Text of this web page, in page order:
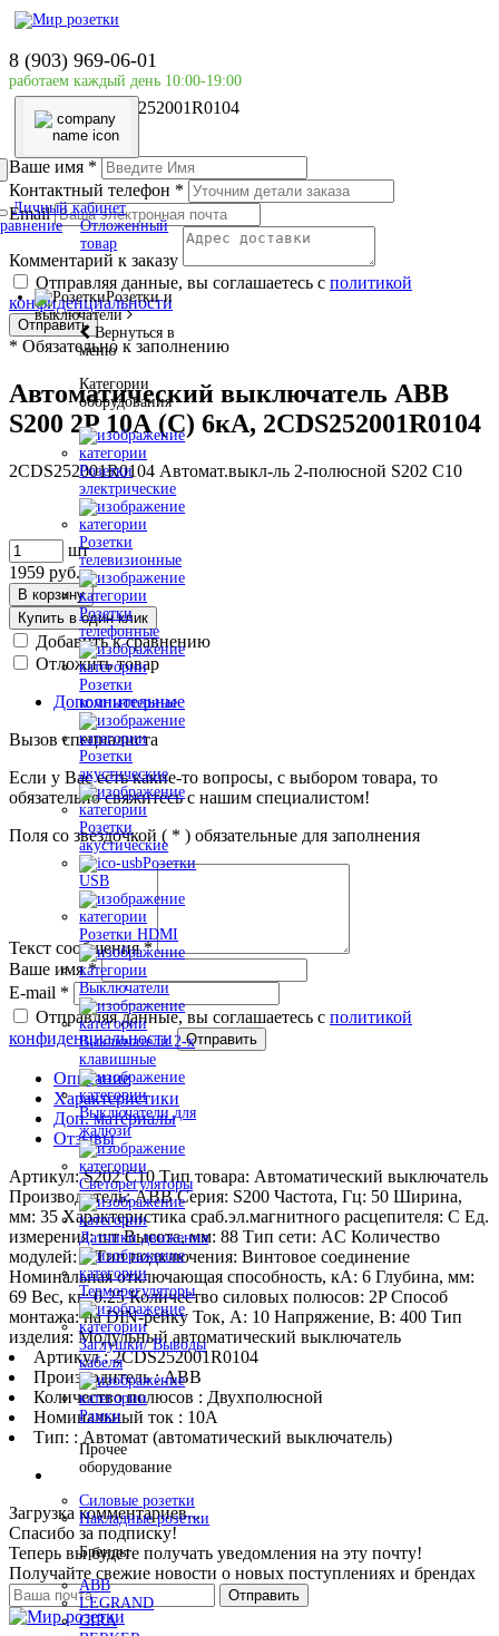
8 (903) 969-06-01
работаем каждый день 10:00-19:00
Личный кабинет
Отложенный
товар
Розетки и
выключатели
Вернуться в
меню
Категории
оборудования
Розетки
электрические
Розетки
телевизионные
Розетки
телефонные
Розетки
компьютерные
Розетки
акустические
Розетки
акустические
Розетки
USB
Розетки HDMI
Выключатели
Выключатели 2-х
клавишные
Выключатели для
жалюзи
Светорегуляторы
Датчики движения
Терморегуляторы
Заглушки/ Выводы
кабеля
Рамки
Прочее
оборудование
Силовые розетки
Накладные розетки
Бренды
ABB
LEGRAND
GIRA
Главная страница
ABB
Автоматический выключатель ABB S200 2P 10А (C)
6кА, 2CDS252001R0104
Ваше имя *
Контактный телефон *
Email
Комментарий к заказу
Отправляя данные, вы соглашаетесь с политикой
конфиденциальности
Отправить
* Обязательно к заполнению
Автоматический выключатель ABB
S200 2P 10А (C) 6кА, 2CDS252001R0104
2CDS252001R0104 Автомат.выкл-ль 2-полюсной S202 C10
шт
1959 руб.
В корзину
Купить в один клик
Добавить к сравнению
Отложить товар
Дополнительные
Вызов специалиста
Если у Вас есть какие-то вопросы, с выбором товара, то
обязательно свяжитесь с нашим специалистом!
Поля со звездочкой ( * ) обязательные для заполнения
Текст сообщения*
Ваше имя*
E-mail *
Отправляя данные, вы соглашаетесь с политикой
конфиденциальности
Отправить
Описание
Характеристики
Доп. материалы
Отзывы
Артикул: S202 C10 Тип товара: Автоматический выключатель
Производитель: ABB Серия: S200 Частота, Гц: 50 Ширина,
мм: 35 Характеристика сраб.эл.магнитного расцепителя: C Ед.
измерения: шт Высота, мм: 88 Тип сети: AC Количество
модулей: 2 Тип подключения: Винтовое соединение
Номинальная отключающая способность, кA: 6 Глубина, мм:
69 Вес, кг: 0.25 Количество силовых полюсов: 2P Способ
монтажа: на DIN-рейку Ток, А: 10 Напряжение, В: 400 Тип
изделия: Модульный автоматический выключатель
Артикул : 2CDS252001R0104
Производитель : ABB
Количество полюсов : Двухполюсной
Номинальный ток : 10A
Тип: : Автомат (автоматический выключатель)
Загрузка комментариев...
Спасибо за подписку!
Теперь вы будете получать уведомления на эту почту!
Получайте свежие новости о новых поступлениях и брендах
Отправить